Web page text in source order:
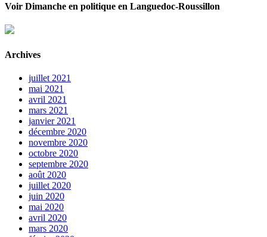
Voir Dimanche en politique en Languedoc-Roussillon
Archives
juillet 2021
mai 2021
avril 2021
mars 2021
janvier 2021
décembre 2020
novembre 2020
octobre 2020
septembre 2020
août 2020
juillet 2020
juin 2020
mai 2020
avril 2020
mars 2020